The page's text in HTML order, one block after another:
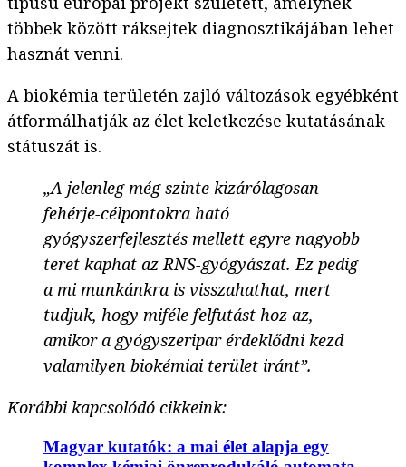
többek között ráksejtek diagnosztikájában lehet
hasznát venni.
A biokémia területén zajló változások egyébként
átformálhatják az élet keletkezése kutatásának
státuszát is.
„A jelenleg még szinte kizárólagosan
fehérje-célpontokra ható
gyógyszerfejlesztés mellett egyre nagyobb
teret kaphat az RNS-gyógyászat. Ez pedig
a mi munkánkra is visszahathat, mert
tudjuk, hogy miféle felfutást hoz az,
amikor a gyógyszeripar érdeklődni kezd
valamilyen biokémiai terület iránt”.
Korábbi kapcsolódó cikkeink:
Magyar kutatók: a mai élet alapja egy